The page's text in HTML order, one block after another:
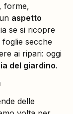
forme,
aspetto
se si ricopre
secche
ai ripari: oggi
del giardino.
delle